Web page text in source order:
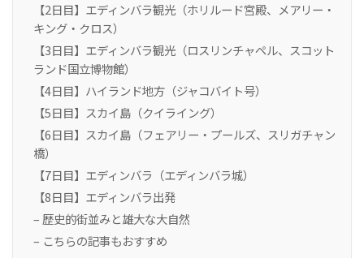
【2日目】エディンバラ観光（ホリルード宮殿、メアリー・
キング・クロス）
【3日目】エディンバラ観光（ロスリンチャペル、スコット
ランド国立博物館）
【4日目】ハイランド地方（ジャコバイト号）
【5日目】スカイ島（クイライング）
【6日目】スカイ島（フェアリー・プールズ、スリガチャン
橋）
【7日目】エディンバラ（エディンバラ城）
【8日目】エディンバラ出発
– 歴史的街並みと雄大な大自然
– こちらの記事もおすすめ